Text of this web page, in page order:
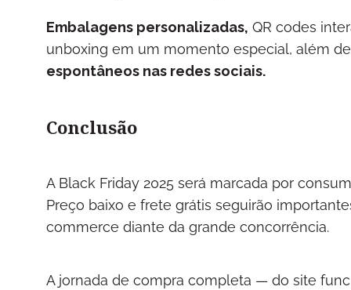
Embalagens personalizadas, QR codes
unboxing em um momento especial, além
espontâneos nas redes sociais.
Conclusão
A Black Friday 2025 será marcada por
Preço baixo e frete grátis seguirão
commerce diante da grande concorrência.
A jornada de compra completa — do site